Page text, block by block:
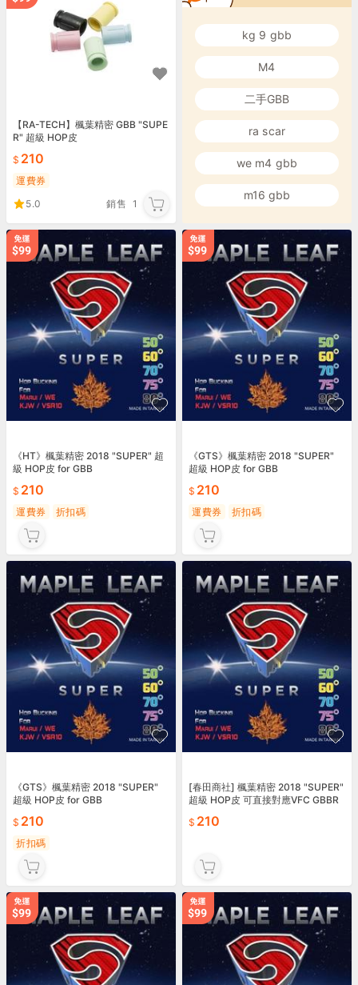
【RA-TECH】楓葉精密 GBB "SUPE
R" 超級 HOP皮
210
運費券
5.0
銷售 1
kg 9 gbb
M4
二手GBB
ra scar
we m4 gbb
m16 gbb
《HT》楓葉精密 2018 "SUPER" 超
級 HOP皮 for GBB
210
運費券 折扣碼
《GTS》楓葉精密 2018 "SUPER"
超級 HOP皮 for GBB
210
運費券 折扣碼
《GTS》楓葉精密 2018 "SUPER"
超級 HOP皮 for GBB
210
折扣碼
[春田商社] 楓葉精密 2018 "SUPER"
超級 HOP皮 可直接對應VFC GBBR
210